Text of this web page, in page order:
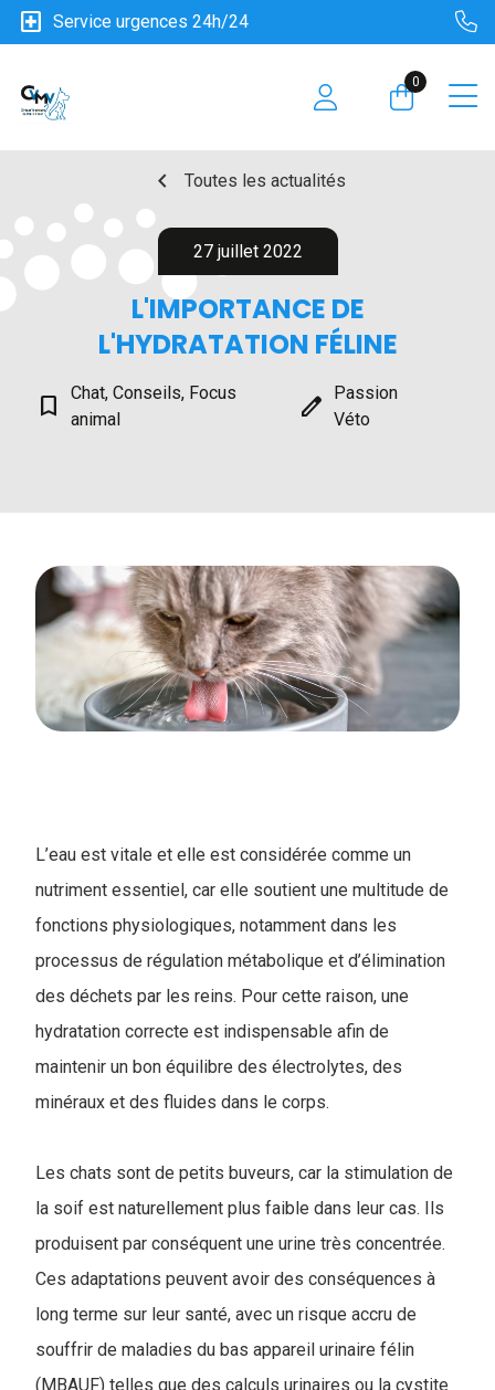
local_hospital Service urgences 24h/24
0
chevron_left Toutes les actualités
27 juillet 2022
L'IMPORTANCE DE
L'HYDRATATION FÉLINE
bookmark_border
Chat, Conseils, Focus
animal
edit
Passion
Véto
L’eau est vitale et elle est considérée comme un
nutriment essentiel, car elle soutient une multitude de
fonctions physiologiques, notamment dans les
processus de régulation métabolique et d’élimination
des déchets par les reins. Pour cette raison, une
hydratation correcte est indispensable afin de
maintenir un bon équilibre des électrolytes, des
minéraux et des fluides dans le corps.
Les chats sont de petits buveurs, car la stimulation de
la soif est naturellement plus faible dans leur cas. Ils
produisent par conséquent une urine très concentrée.
Ces adaptations peuvent avoir des conséquences à
long terme sur leur santé, avec un risque accru de
souffrir de maladies du bas appareil urinaire félin
(MBAUF) telles que des calculs urinaires ou la cystite